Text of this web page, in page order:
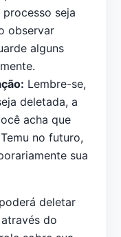
seja
observar
alguns
Lembre-se,
deletada, a
acha que
no futuro,
sua
deletar
do